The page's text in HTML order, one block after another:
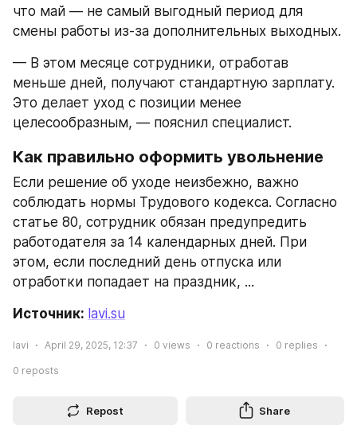
что май — не самый выгодный период для
смены работы из-за дополнительных выходных.
— В этом месяце сотрудники, отработав
меньше дней, получают стандартную зарплату.
Это делает уход с позиции менее
целесообразным, — пояснил специалист.
Как правильно оформить увольнение
Если решение об уходе неизбежно, важно
соблюдать нормы Трудового кодекса. Согласно
статье 80, сотрудник обязан предупредить
работодателя за 14 календарных дней. При
этом, если последний день отпуска или
отработки попадает на праздник, ...
Источник: lavi.su
lavi April 29, 2025, 12:37 0 views 0 reactions 0 replies
0 reposts
Repost Share